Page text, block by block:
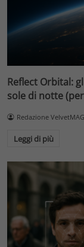
Reflect Orbital:
sole di notte
Redazione VelvetMAG
Leggi di più